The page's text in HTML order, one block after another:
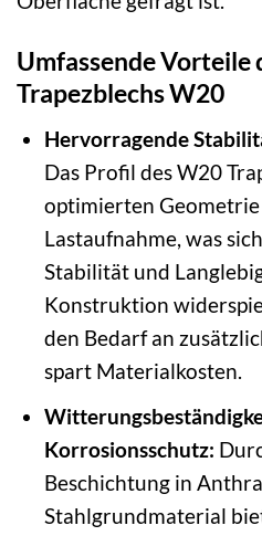
Umfassende Vorteile
Trapezblechs W20
Hervorragende
Das Profil des W20
optimierten
Lastaufnahme, was
Stabilität und
Konstruktion
den Bedarf an
spart Materialkosten.
Korrosionsschutz:
Beschichtung in
Stahlgrundmaterial